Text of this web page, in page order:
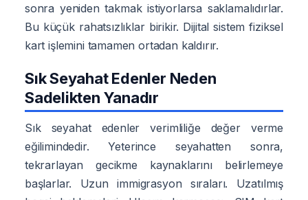
sonra yeniden takmak istiyorlarsa saklamalıdırlar.
Bu küçük rahatsızlıklar birikir. Dijital sistem fiziksel
kart işlemini tamamen ortadan kaldırır.
Sık Seyahat Edenler Neden
Sadelikten Yanadır
Sık seyahat edenler verimliliğe değer verme
eğilimindedir. Yeterince seyahatten sonra,
tekrarlayan gecikme kaynaklarını belirlemeye
başlarlar. Uzun immigrasyon sıraları. Uzatılmış